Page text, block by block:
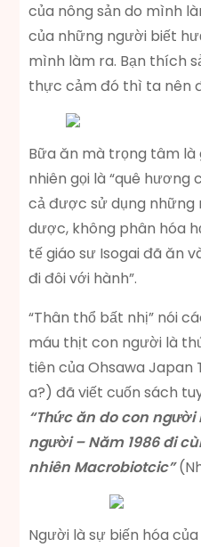
của nông sản do mình
của những người biết
mình làm ra. Bạn thích
thực cảm đó thì ta nên
Bữa ăn mà trọng tâm
nhiên gọi là “quê hương
cả được sử dụng những
dược, không phân hóa
tế giáo sư Isogai đã ăn
đi đôi với hành”.
“Thân thổ bất nhị” nói
máu thịt con người là
tiên của Ohsawa Japan
a?) đã viết cuốn sách
“Thức ăn do con
người – Năm 1986 đi
nhiên Macrobiotcic”
Người là sự biến hóa